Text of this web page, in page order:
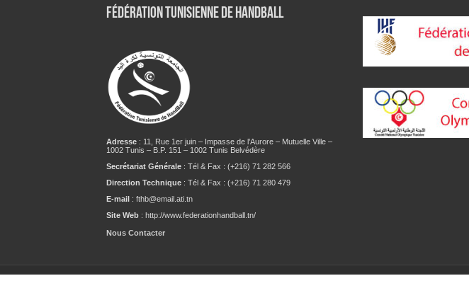
Fédération tunisienne de Handball
Adresse: 11, Rue 1er juin – Impasse de l’Aurore – Mutuelle Ville –
1002 Tunis – B.P. 151 – 1002 Tunis Belvédère
Secrétariat Générale: Tél & Fax : (+216) 71 282 566
Direction Technique : Tél & Fax : (+216) 71 280 479
E-mail: fthb@email.ati.tn
Site Web: http://www.federationhandball.tn/
Nous Contacter